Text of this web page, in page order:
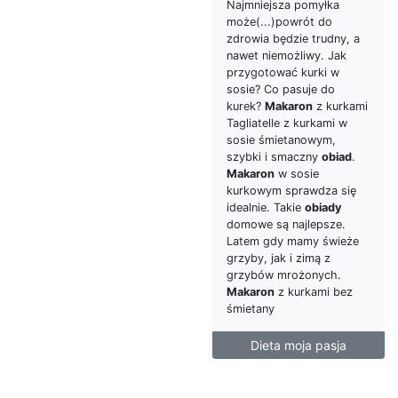
Najmniejsza pomyłka
może(...)powrót do
zdrowia będzie trudny, a
nawet niemożliwy. Jak
przygotować kurki w
sosie? Co pasuje do
kurek? Makaron z kurkami
Tagliatelle z kurkami w
sosie śmietanowym,
szybki i smaczny obiad.
Makaron w sosie
kurkowym sprawdza się
idealnie. Takie obiady
domowe są najlepsze.
Latem gdy mamy świeże
grzyby, jak i zimą z
grzybów mrożonych.
Makaron z kurkami bez
śmietany
Dieta moja pasja